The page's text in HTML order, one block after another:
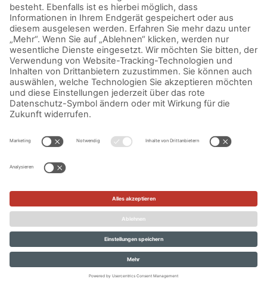
© Aurora Mühlen GmbH - Trettaustraße 49 – D-21107 Hamburg